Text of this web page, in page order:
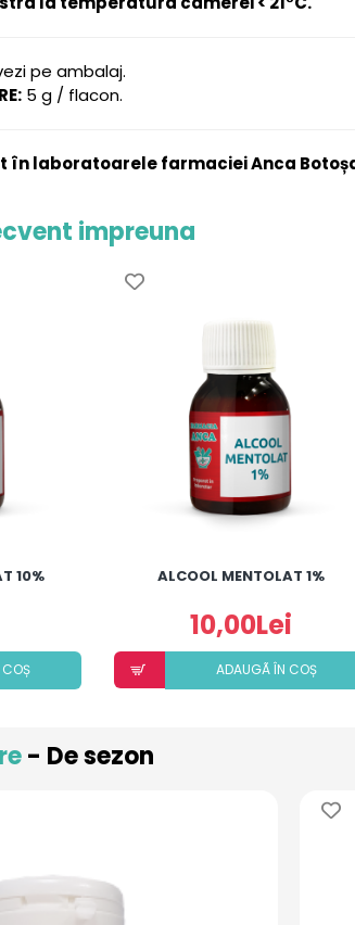
pe ambalaj.
5 g / flacon.
în laboratoarele farmaciei Anca
impreuna
10%
ALCOOL MENTOLAT 1%
10,00Lei
ADAUGÃ ÎN COȘ
- De sezon